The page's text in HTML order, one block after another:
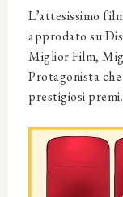
L’attesissimo
approdato su
Miglior Film,
Protagonista
prestigiosi premi.